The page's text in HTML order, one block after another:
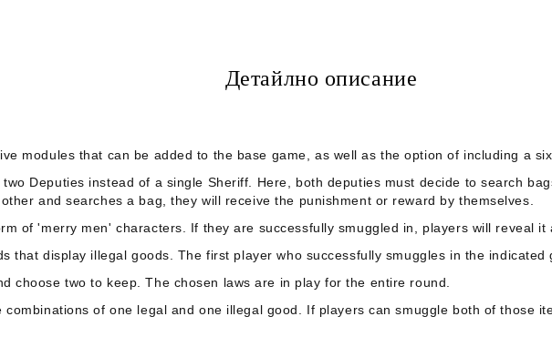
Детайлно описание
modules that can be added to the base game, as well as the option of including a
Deputies instead of a single Sheriff. Here, both deputies must decide to search
and searches a bag, they will receive the punishment or reward by themselves.
of 'merry men' characters. If they are successfully smuggled in, players will reveal it
that display illegal goods. The first player who successfully smuggles in the
choose two to keep. The chosen laws are in play for the entire round.
combinations of one legal and one illegal good. If players can smuggle both of those